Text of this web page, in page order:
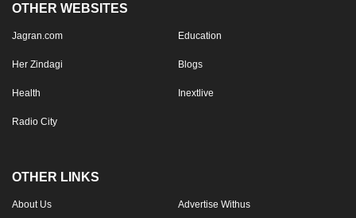
OTHER WEBSITES
Jagran.com Education
Her Zindagi Blogs
Health Inextlive
Radio City
OTHER LINKS
About Us Advertise Withus